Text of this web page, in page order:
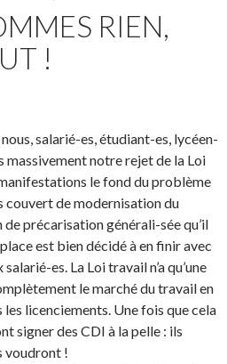
RIEN,
!
salarié-es, étudiant-es, lycéen-
massivement notre rejet de la Loi
le fond du problème
couvert de modernisation du
de précarisation générali-sée qu’il
est bien décidé à en finir avec
es. La Loi travail n’a qu’une
le marché du travail en
licenciements. Une fois que cela
signer des CDI à la pelle : ils
voudront !